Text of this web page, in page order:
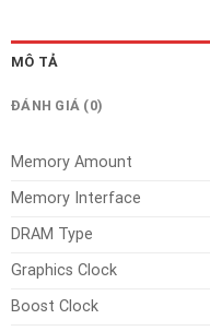
MÔ TẢ
ĐÁNH GIÁ (0)
Memory Amount
Memory Interface
DRAM Type
Graphics Clock
Boost Clock